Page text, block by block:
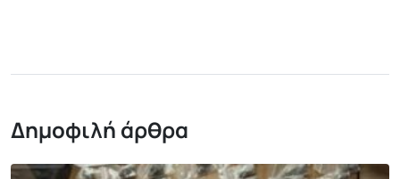
Δημοφιλή άρθρα